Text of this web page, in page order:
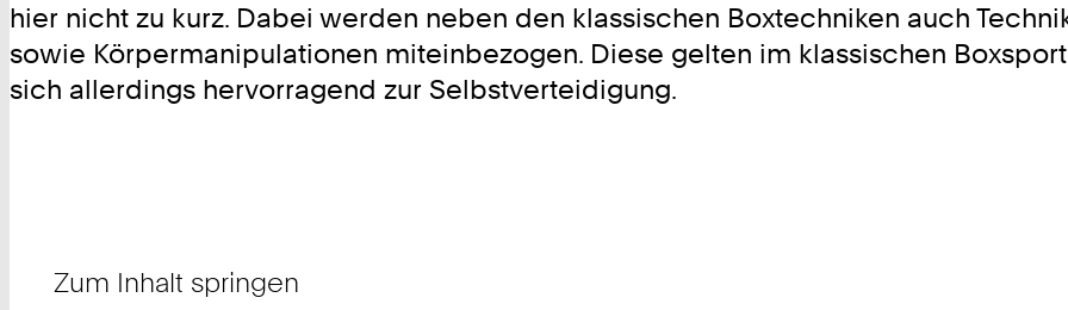
hier nicht zu kurz. Dabei werden neben den klassischen Boxtechniken auch
sowie Körpermanipulationen miteinbezogen. Diese gelten im klassischen
sich allerdings hervorragend zur Selbstverteidigung.
Zum Inhalt springen